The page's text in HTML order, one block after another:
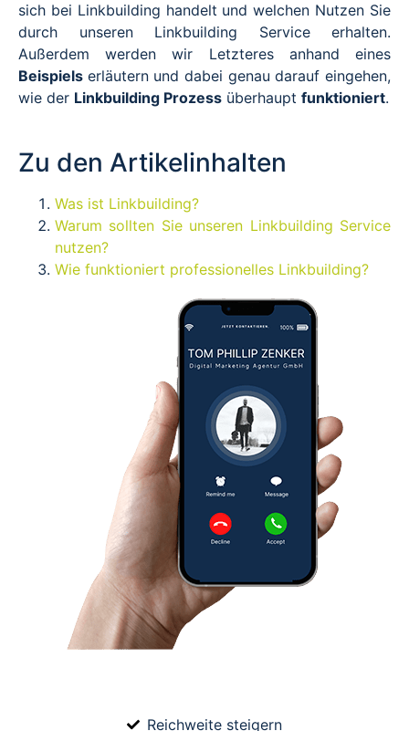
sich bei Linkbuilding handelt und welchen Nutzen Sie
durch unseren Linkbuilding Service erhalten.
Außerdem werden wir Letzteres anhand eines
Beispiels erläutern und dabei genau darauf eingehen,
wie der Linkbuilding Prozess überhaupt funktioniert.
Zu den Artikelinhalten
Was ist Linkbuilding?
Warum sollten Sie unseren Linkbuilding Service
nutzen?
Wie funktioniert professionelles Linkbuilding?
Reichweite steigern